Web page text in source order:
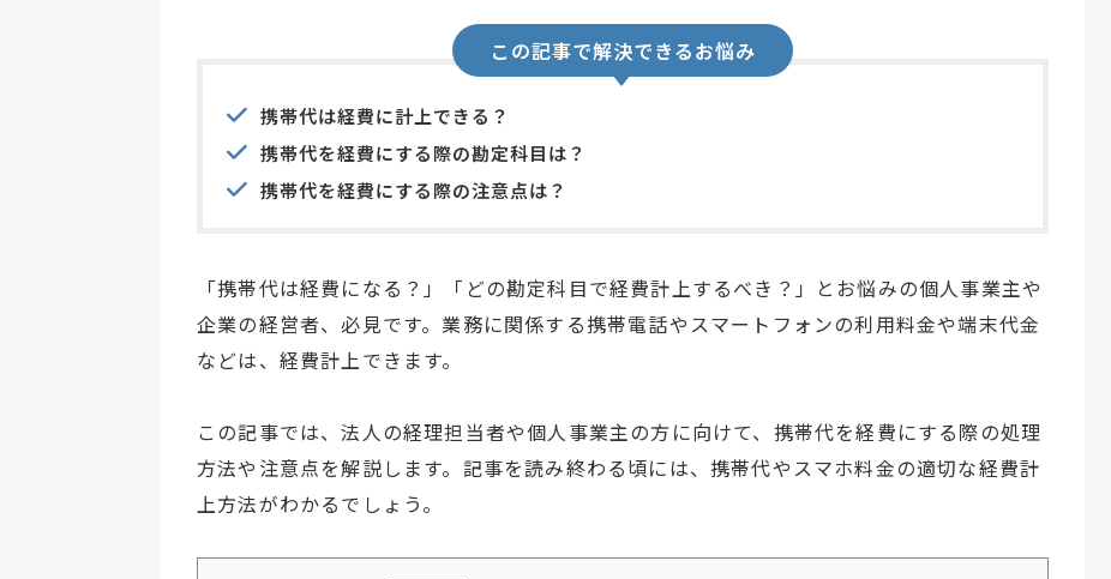
この記事で解決できるお悩み
携帯代は経費に計上できる？
携帯代を経費にする際の勘定科目は？
携帯代を経費にする際の注意点は？
「携帯代は経費になる？」「どの勘定科目で経費計上するべき？」とお悩みの個人事業主や
企業の経営者、必見です。業務に関係する携帯電話やスマートフォンの利用料金や端末代金
などは、経費計上できます。
この記事では、法人の経理担当者や個人事業主の方に向けて、携帯代を経費にする際の処理
方法や注意点を解説します。記事を読み終わる頃には、携帯代やスマホ料金の適切な経費計
上方法がわかるでしょう。